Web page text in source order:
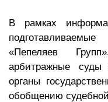
В рамках
«Пепеляев
арбитражные
органы
обобщению